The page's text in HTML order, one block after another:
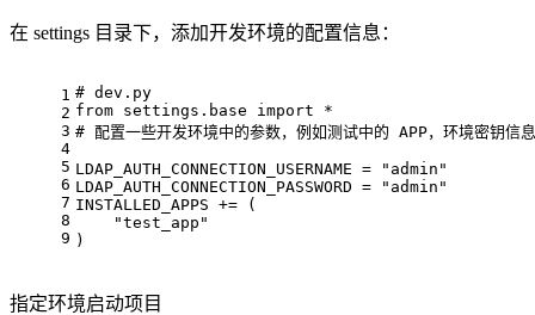
在 settings 目录下，添加开发环境的配置信息：
1
2
3
4
5
6
7
8
9
# dev.py
from settings.base import *
# 配置一些开发环境中的参数，例如测试中的 APP，环境密钥信
LDAP_AUTH_CONNECTION_USERNAME =
"admin"
LDAP_AUTH_CONNECTION_PASSWORD =
"admin"
INSTALLED_APPS += (
"test_app"
)
指定环境启动项目